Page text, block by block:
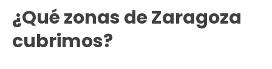
¿Qué zonas de Zaragoza
cubrimos?